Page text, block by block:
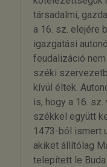
társadalmi,
a 16. sz. elejére
igazgatási
feudalizáció
széki
kívül éltek.
is, hogy a 16.
székkel együtt
1473-ból ismert
akiket állítólag
telepített le